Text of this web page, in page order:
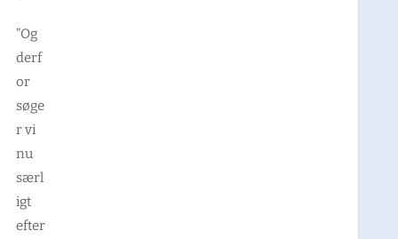
”Og
derf
or
søge
r vi
nu
særl
igt
efter